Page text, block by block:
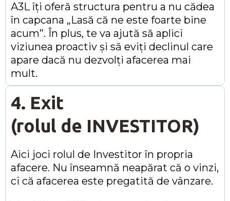
A3L îți oferă structura pentru a nu cădea
în capcana „Lasă că ne este foarte bine
acum”. În plus, te va ajută să aplici
viziunea proactiv și să eviți declinul care
apare dacă nu dezvolți afacerea mai
mult.
4. Exit
(rolul de INVESTITOR)
Aici joci rolul de Investitor în propria
afacere. Nu înseamnă neapărat că o vinzi,
ci că afacerea este pregatită de vânzare.